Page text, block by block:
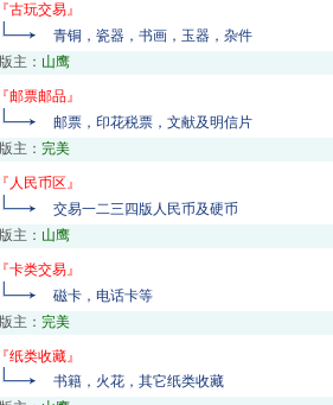
『古玩交易』
青铜，瓷器，书画，玉器，杂件
版主： 山鹰
『邮票邮品』
邮票，印花税票，文献及明信片
版主： 完美
『 人民币区』
交易一二三四版人民币及硬币
版主： 山鹰
『卡类交易』
磁卡，电话卡等
版主： 完美
『纸类收藏』
书籍，火花，其它纸类收藏